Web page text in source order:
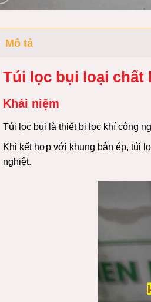
Mô tả
Túi lọc bụi loại chất
Khái niệm
Túi lọc bụi là thiết bị lọc khí công
Khi kết hợp với khung bản ép, túi
nghiệt.